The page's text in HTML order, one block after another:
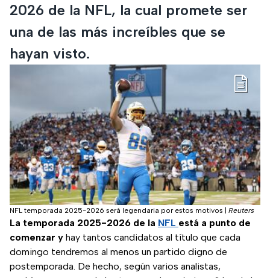
2026 de la NFL, la cual promete ser
una de las más increíbles que se
hayan visto.
NFL temporada 2025-2026 será legendaria por estos motivos Reuters
La temporada 2025-2026 de la NFL está a punto de
comenzar y hay tantos candidatos al título que cada
domingo tendremos al menos un partido digno de
postemporada. De hecho, según varios analistas,